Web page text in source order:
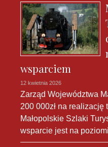
wsparciem
12 kwietnia 2026
Zarząd Województwa
200 000zł na
Małopolskie Szlaki
wsparcie jest na